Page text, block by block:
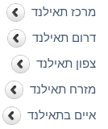
מרכז תאילנד
דרום תאילנד
צפון תאילנד
מזרח תאילנד
איים בתאילנד